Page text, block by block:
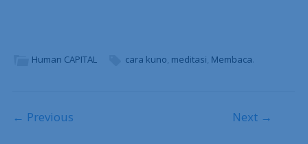
Human CAPITAL cara kuno, meditasi, Membaca.
Post navigation
← Previous Next →